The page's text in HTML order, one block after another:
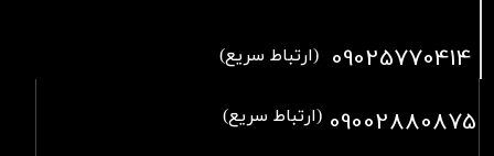
09025770414 (ارتباط سریع)
09002880875 (ارتباط سریع)